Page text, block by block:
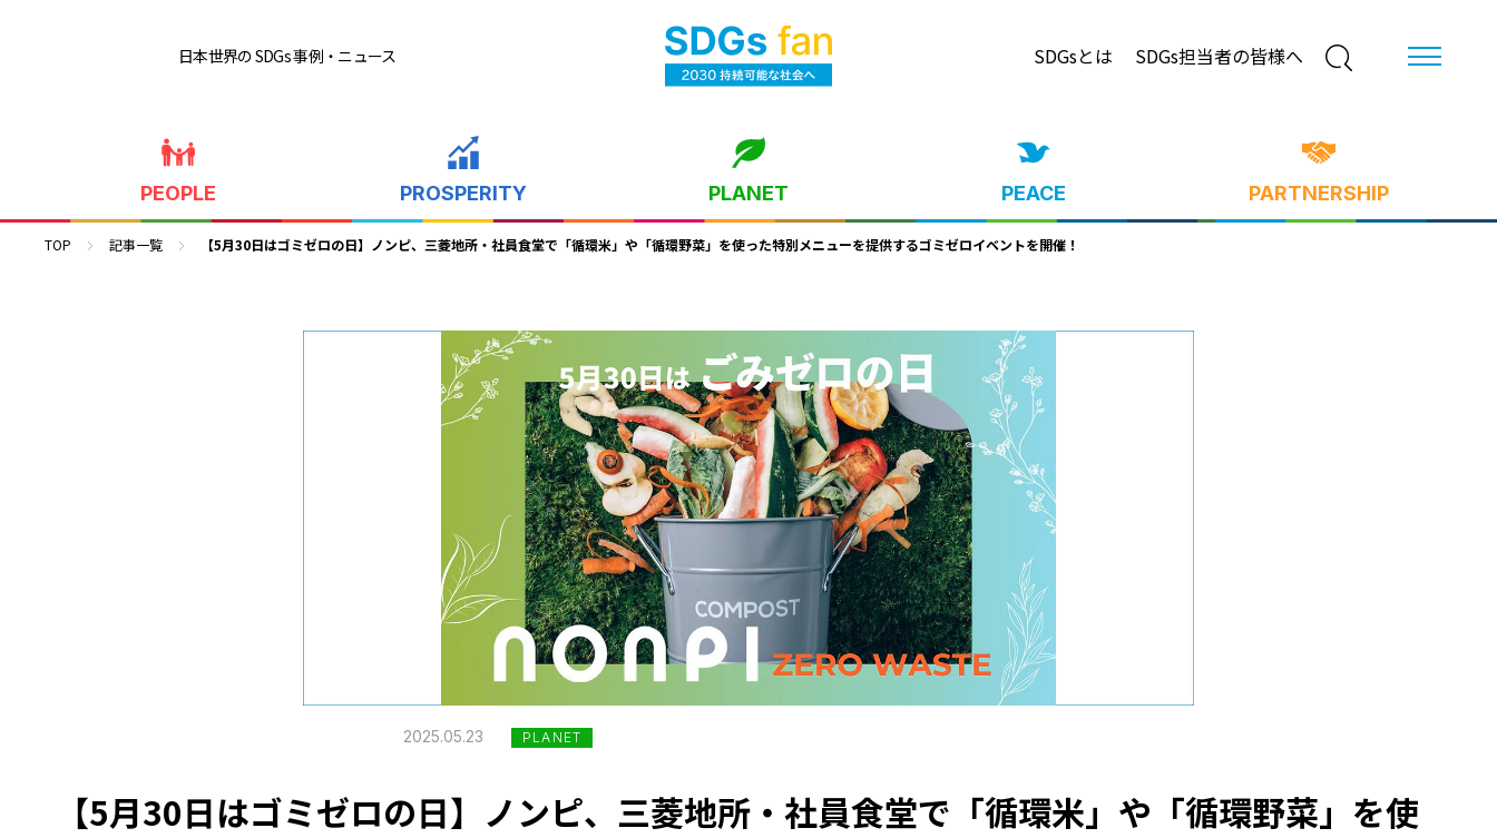
日本世界の SDGs 事例・ニュース SDGsとは SDGs担当者の皆様へ
PEOPLE PROSPERITY PLANET PEACE PARTNERSHIP
TOP 記事一覧 【5月30日はゴミゼロの日】ノンピ、三菱地所・社員食堂で「循環米」や「循環野菜」を使った特別メニューを提供するゴミゼロイベントを開催！
2025.05.23 PLANET
【5月30日はゴミゼロの日】ノンピ、三菱地所・社員食堂で「循環米」や「循環野菜」を使